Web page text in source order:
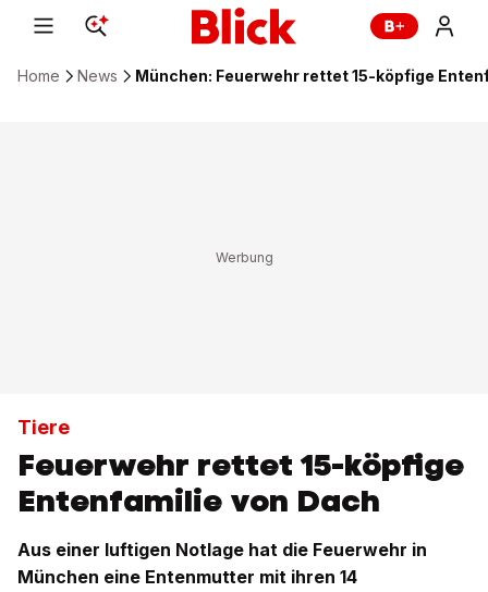
Home News München: Feuerwehr rettet 15-köpfige
Tiere
Feuerwehr rettet 15-köpfige
Entenfamilie von Dach
Aus einer luftigen Notlage hat die Feuerwehr in
München eine Entenmutter mit ihren 14